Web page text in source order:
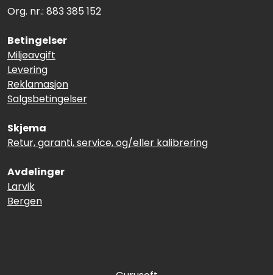
Org. nr.: 883 385 152
Betingelser
Miljøavgift
Levering
Reklamasjon
Salgsbetingelser
Skjema
Retur, garanti, service, og/eller kalibrering
Avdelinger
Larvik
Bergen